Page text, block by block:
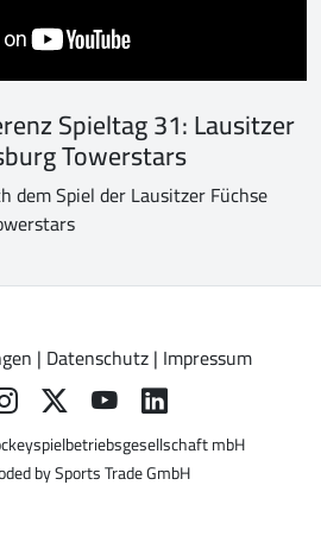
Spieltag 31: Lausitzer
Towerstars
dem Spiel der Lausitzer Füchse
| Datenschutz| Impressum
mbH
bySports Trade GmbH